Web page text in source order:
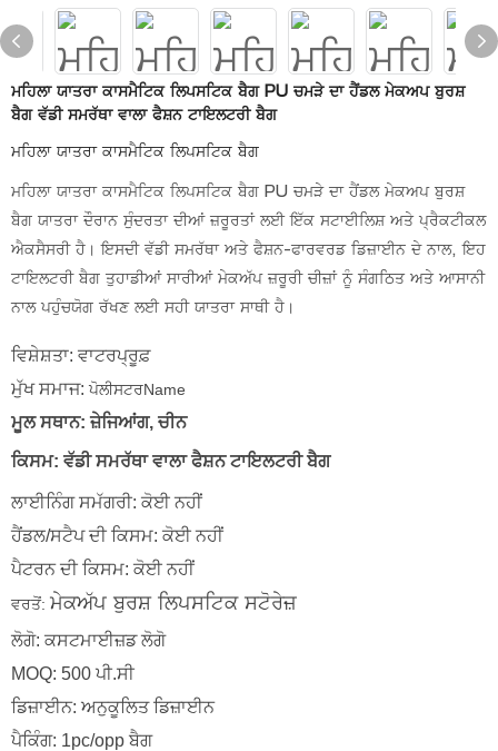
ਮਹਿਲਾ ਯਾਤਰਾ ਕਾਸਮੈਟਿਕ ਲਿਪਸਟਿਕ ਬੈਗ PU ਚਮੜੇ ਦਾ ਹੈਂਡਲ ਮੇਕਅਪ ਬੁਰਸ਼
ਬੈਗ ਵੱਡੀ ਸਮਰੱਥਾ ਵਾਲਾ ਫੈਸ਼ਨ ਟਾਇਲਟਰੀ ਬੈਗ
ਮਹਿਲਾ ਯਾਤਰਾ ਕਾਸਮੈਟਿਕ ਲਿਪਸਟਿਕ ਬੈਗ
ਮਹਿਲਾ ਯਾਤਰਾ ਕਾਸਮੈਟਿਕ ਲਿਪਸਟਿਕ ਬੈਗ PU ਚਮੜੇ ਦਾ ਹੈਂਡਲ ਮੇਕਅਪ ਬੁਰਸ਼
ਬੈਗ ਯਾਤਰਾ ਦੌਰਾਨ ਸੁੰਦਰਤਾ ਦੀਆਂ ਜ਼ਰੂਰਤਾਂ ਲਈ ਇੱਕ ਸਟਾਈਲਿਸ਼ ਅਤੇ ਪ੍ਰੈਕਟੀਕਲ
ਐਕਸੈਸਰੀ ਹੈ। ਇਸਦੀ ਵੱਡੀ ਸਮਰੱਥਾ ਅਤੇ ਫੈਸ਼ਨ-ਫਾਰਵਰਡ ਡਿਜ਼ਾਈਨ ਦੇ ਨਾਲ, ਇਹ
ਟਾਇਲਟਰੀ ਬੈਗ ਤੁਹਾਡੀਆਂ ਸਾਰੀਆਂ ਮੇਕਅੱਪ ਜ਼ਰੂਰੀ ਚੀਜ਼ਾਂ ਨੂੰ ਸੰਗਠਿਤ ਅਤੇ ਆਸਾਨੀ
ਨਾਲ ਪਹੁੰਚਯੋਗ ਰੱਖਣ ਲਈ ਸਹੀ ਯਾਤਰਾ ਸਾਥੀ ਹੈ।
ਵਿਸ਼ੇਸ਼ਤਾ: ਵਾਟਰਪ੍ਰੂਫ਼
ਮੁੱਖ ਸਮਾਜ: ਪੋਲੀਸਟਰName
ਮੂਲ ਸਥਾਨ: ਜ਼ੇਜਿਆਂਗ, ਚੀਨ
ਕਿਸਮ: ਵੱਡੀ ਸਮਰੱਥਾ ਵਾਲਾ ਫੈਸ਼ਨ ਟਾਇਲਟਰੀ ਬੈਗ
ਲਾਈਨਿੰਗ ਸਮੱਗਰੀ: ਕੋਈ ਨਹੀਂ
ਹੈਂਡਲ/ਸਟੈਪ ਦੀ ਕਿਸਮ: ਕੋਈ ਨਹੀਂ
ਪੈਟਰਨ ਦੀ ਕਿਸਮ: ਕੋਈ ਨਹੀਂ
ਵਰਤੋਂ: ਮੇਕਅੱਪ ਬੁਰਸ਼ ਲਿਪਸਟਿਕ ਸਟੋਰੇਜ਼
ਲੋਗੋ: ਕਸਟਮਾਈਜ਼ਡ ਲੋਗੋ
MOQ: 500 ਪੀ.ਸੀ
ਡਿਜ਼ਾਈਨ: ਅਨੁਕੂਲਿਤ ਡਿਜ਼ਾਈਨ
ਪੈਕਿੰਗ: 1pc/opp ਬੈਗ